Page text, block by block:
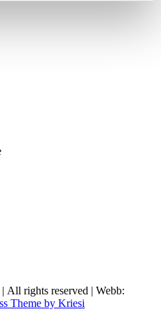
rights reserved | Webb:
Theme by Kriesi